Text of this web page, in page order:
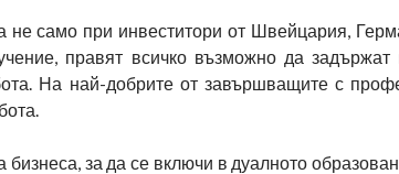
не само при инвеститори от Швейцария,
правят всичко възможно да задържат
На най-добрите от завършващите с
за да се включи в дуалното